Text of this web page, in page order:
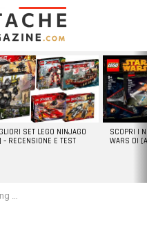
SET LEGO NINJAGO
– RECENSIONE E TEST
SCOPRI I
WARS DI